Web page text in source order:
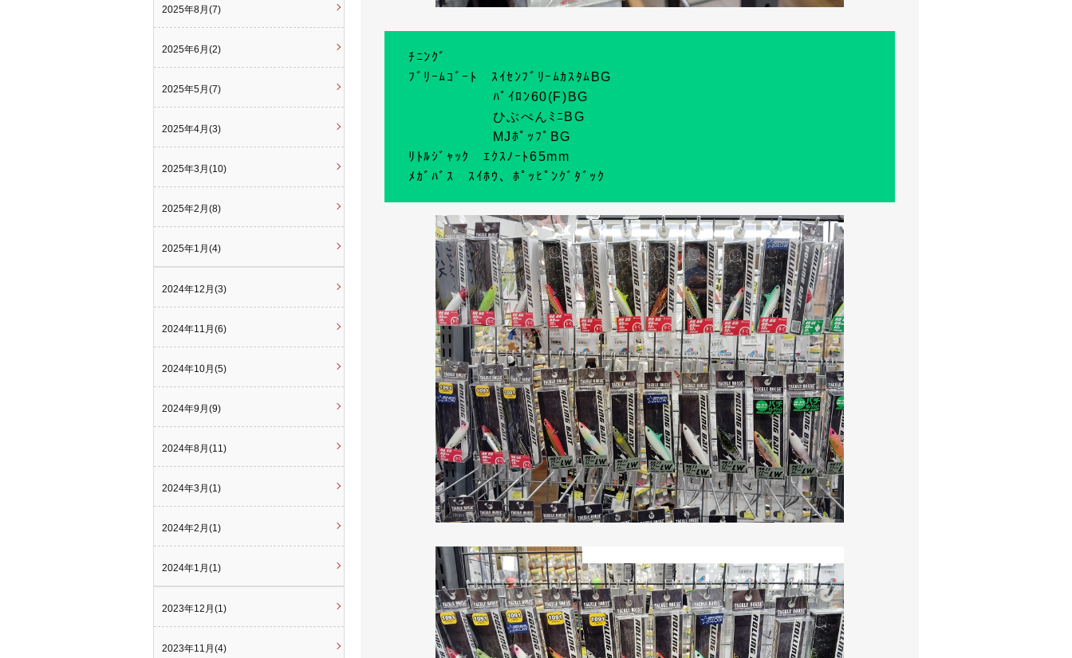
ﾁﾆﾝｸﾞ
ﾌﾞﾘｰﾑｺﾞｰﾄ ｽｲｾﾝﾌﾞﾘｰﾑｶｽﾀﾑBG
ﾊﾟｲﾛﾝ60(F)BG
ひぶぺんﾐﾆBG
MJﾎﾟｯﾌﾟBG
ﾘﾄﾙｼﾞｬｯｸ ｴｸｽﾉｰﾄ65mm
ﾒｶﾞﾊﾞｽ ｽｲﾎｳ、ﾎﾟｯﾋﾟﾝｸﾞﾀﾞｯｸ
2025年8月(7)
2025年6月(2)
2025年5月(7)
2025年4月(3)
2025年3月(10)
2025年2月(8)
2025年1月(4)
2024年12月(3)
2024年11月(6)
2024年10月(5)
2024年9月(9)
2024年8月(11)
2024年3月(1)
2024年2月(1)
2024年1月(1)
2023年12月(1)
2023年11月(4)